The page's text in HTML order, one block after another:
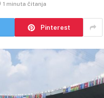
1 minuta čitanja
Pinterest